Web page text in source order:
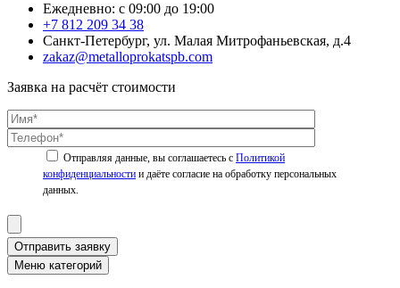
Ежедневно: с 09:00 до 19:00
+7 812 209 34 38
Санкт-Петербург, ул. Малая Митрофаньевская, д.4
zakaz@metalloprokatspb.com
Заявка на расчёт стоимости
Политикой
конфиденциальности
Отправить заявку
Меню категорий